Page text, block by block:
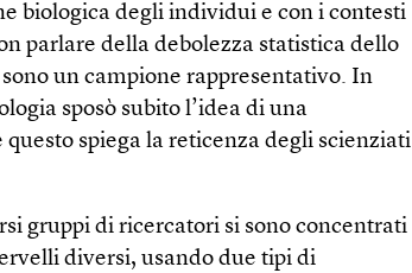
biologica degli individui e con i contesti
parlare della debolezza statistica dello
un campione rappresentativo. In
sposò subito l’idea di una
spiega la reticenza degli scienziati
gruppi di ricercatori si sono concentrati
diversi, usando due tipi di